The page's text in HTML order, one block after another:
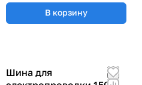
В корзину
Шина для